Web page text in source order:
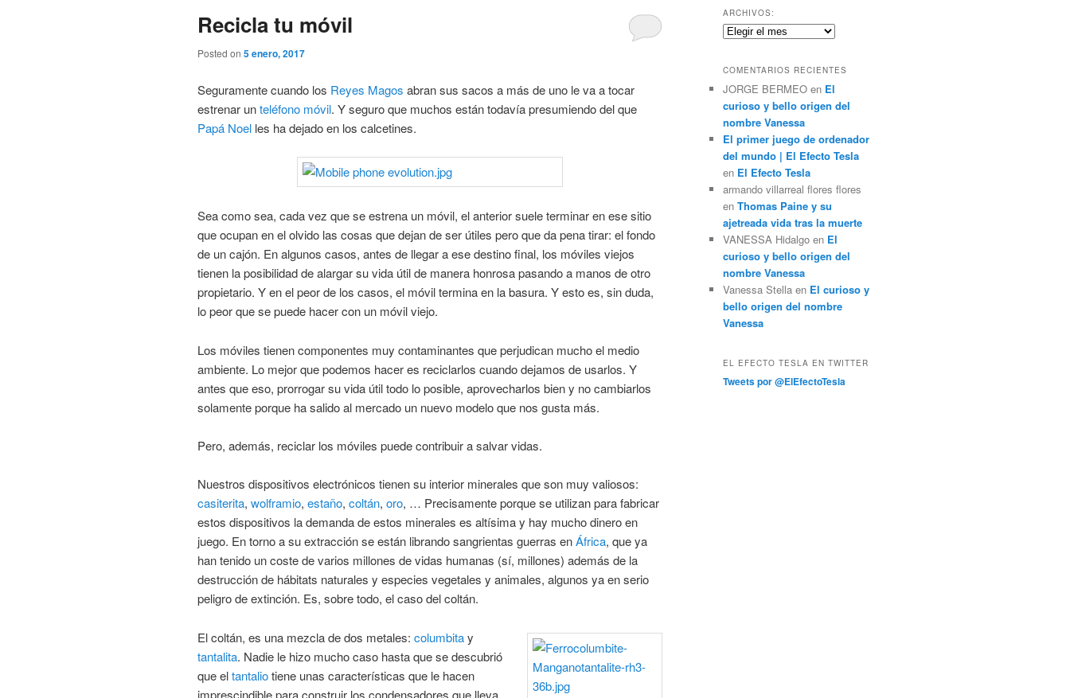
Recicla tu móvil
Posted on 5 enero, 2017
Seguramente cuando los Reyes Magos abran sus sacos a más de uno le va a tocar
estrenar unteléfono móvil. Y seguro que muchos están todavía presumiendo del que
Papá Noel les ha dejado en los calcetines.
Sea como sea, cada vez que se estrena un móvil, el anterior suele terminar en ese sitio
que ocupan en el olvido las cosas que dejan de ser útiles pero que da pena tirar: el fondo
de un cajón. En algunos casos, antes de llegar a ese destino final, los móviles viejos
tienen la posibilidad de alargar su vida útil de manera honrosa pasando a manos de otro
propietario. Y en el peor de los casos, el móvil termina en la basura. Y esto es, sin duda,
lo peor que se puede hacer con un móvil viejo.
Los móviles tienen componentes muy contaminantes que perjudican mucho el medio
ambiente. Lo mejor que podemos hacer es reciclarlos cuando dejamos de usarlos. Y
antes que eso, prorrogar su vida útil todo lo posible, aprovecharlos bien y no cambiarlos
solamente porque ha salido al mercado un nuevo modelo que nos gusta más.
Pero, además, reciclar los móviles puede contribuir a salvar vidas.
Nuestros dispositivos electrónicos tienen su interior minerales que son muy valiosos:
casiterita, wolframio, estaño, coltán, oro, … Precisamente porque se utilizan para fabricar
estos dispositivos la demanda de estos minerales es altísima y hay mucho dinero en
juego. En torno a su extracción se están librando sangrientas guerras enÁfrica, que ya
han tenido un coste de varios millones de vidas humanas (sí, millones) además de la
destrucción de hábitats naturales y especies vegetales y animales, algunos ya en serio
peligro de extinción. Es, sobre todo, el caso del coltán.
El coltán, es una mezcla de dos metales: columbitay
tantalita. Nadie le hizo mucho caso hasta que se descubrió
que eltantaliotiene unas características que le hacen
imprescindible para construir los condensadores que lleva
c
a
r
ARCHIVOS:
Archivos:
COMENTARIOS RECIENTES
JORGE BERMEO en El
curioso y bello origen del
nombre Vanessa
El primer juego de ordenador
del mundo | El Efecto Tesla
en El Efecto Tesla
armando villarreal flores flores
en Thomas Paine y su
ajetreada vida tras la muerte
VANESSA Hidalgo en El
curioso y bello origen del
nombre Vanessa
Vanessa Stella en El curioso y
bello origen del nombre
Vanessa
EL EFECTO TESLA EN TWITTER
Tweets por @ElEfectoTesla